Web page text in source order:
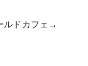
ルドカフェ→